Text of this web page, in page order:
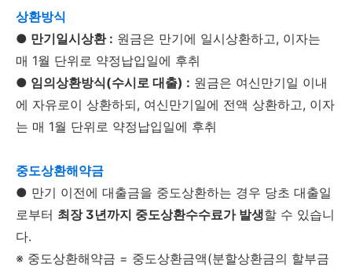
상환방식
● 만기일시상환 : 원금은 만기에 일시상환하고, 이자는
매 1월 단위로 약정납입일에 후취
● 임의상환방식(수시로 대출) : 원금은 여신만기일 이내
에 자유로이 상환하되, 여신만기일에 전액 상환하고, 이자
는 매 1월 단위로 약정납입일에 후취
중도상환해약금
● 만기 이전에 대출금을 중도상환하는 경우 당초 대출일
로부터 최장 3년까지 중도상환수수료가 발생할 수 있습니
다.
※ 중도상환해약금 = 중도상환금액(분할상환금의 할부금